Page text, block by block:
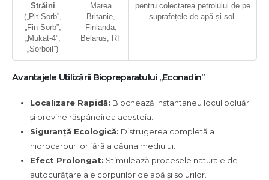
Străini
(„Pit-Sorb”,
„Fin-Sorb”,
„Mukat-4”,
„Sorboil”)
Marea
Britanie,
Finlanda,
Belarus, RF
pentru colectarea petrolului de pe
suprafețele de apă și sol.
Avantajele Utilizării Biopreparatului „Econadin”
Localizare Rapidă: Blochează instantaneu locul poluării
și previne răspândirea acesteia.
Siguranță Ecologică: Distrugerea completă a
hidrocarburilor fără a dăuna mediului.
Efect Prolongat: Stimulează procesele naturale de
autocurățare ale corpurilor de apă și solurilor.